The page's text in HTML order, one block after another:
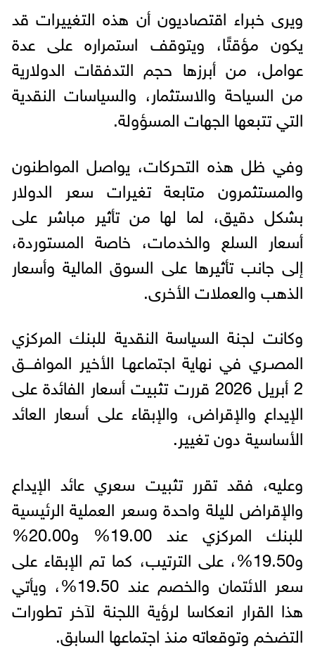
ويرى خبراء اقتصاديون أن هذه التغييرات قد
يكون مؤقتًا، ويتوقف استمراره على عدة
عوامل، من أبرزها حجم التدفقات الدولارية
من السياحة والاستثمار، والسياسات النقدية
التي تتبعها الجهات المسؤولة.
وفي ظل هذه التحركات، يواصل المواطنون
والمستثمرون متابعة تغيرات سعر الدولار
بشكل دقيق، لما لها من تأثير مباشر على
أسعار السلع والخدمات، خاصة المستوردة،
إلى جانب تأثيرها على السوق المالية وأسعار
الذهب والعملات الأخرى.
وكانت لجنة السياسة النقدية للبنك المركزي
المصـري في نهاية اجتماعهـا الأخير الموافـــق
2 أبريل 2026 قررت تثبيت أسعار الفائدة على
الإيداع والإقراض، والإبقاء على أسعار العائد
الأساسية دون تغيير.
وعليه، فقد تقرر تثبيت سعري عائد الإيداع
والإقراض لليلة واحدة وسعر العملية الرئيسية
للبنك المركزي عند 19.00% و20.00%
و19.50%، على الترتيب، كما تم الإبقاء على
سعر الائتمان والخصم عند 19.50%، ويأتي
هذا القرار انعكاسا لرؤية اللجنة لآخر تطورات
التضخم وتوقعاته منذ اجتماعها السابق.